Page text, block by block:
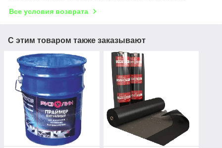
Все условия возврата
С этим товаром также заказывают